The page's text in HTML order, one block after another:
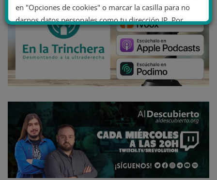
en "Opciones de cookies" o marcar la casilla para no
darnos datos personales como tu dirección IP. Por
último, puedes leer nuestra Política de cookies.
No dar mi información personal
.
Política de cookies